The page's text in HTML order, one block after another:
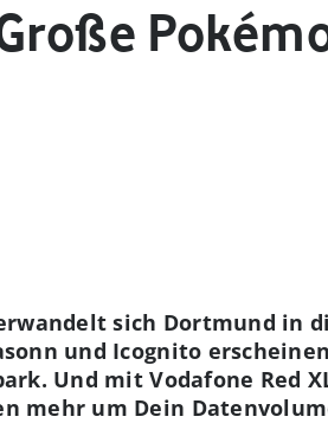
sich Dortmund in
und Icognito
Und mit Vodafone Red
mehr um Dein